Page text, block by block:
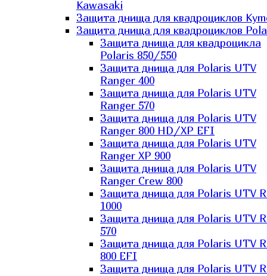
Kawasaki
Защита днища для квадроциклов
Защита днища для квадроциклов
Защита днища для квадроцикла
Polaris 850/550
Защита днища для Polaris UTV
Ranger 400
Защита днища для Polaris UTV
Ranger 570
Защита днища для Polaris UTV
Ranger 800 HD/XP EFI
Защита днища для Polaris UTV
Ranger XP 900
Защита днища для Polaris UTV
Ranger Сrew 800
Защита днища для Polaris UTV
1000
Защита днища для Polaris UTV
570
Защита днища для Polaris UTV
800 EFI
Защита днища для Polaris UTV